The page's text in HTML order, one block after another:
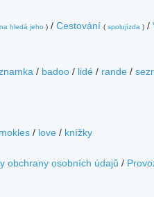
hledá jeho ) / Cestování ( spolujízda ) /
/ badoo / lidé / rande /
/ love / knížky
obchrany osobních údajů /